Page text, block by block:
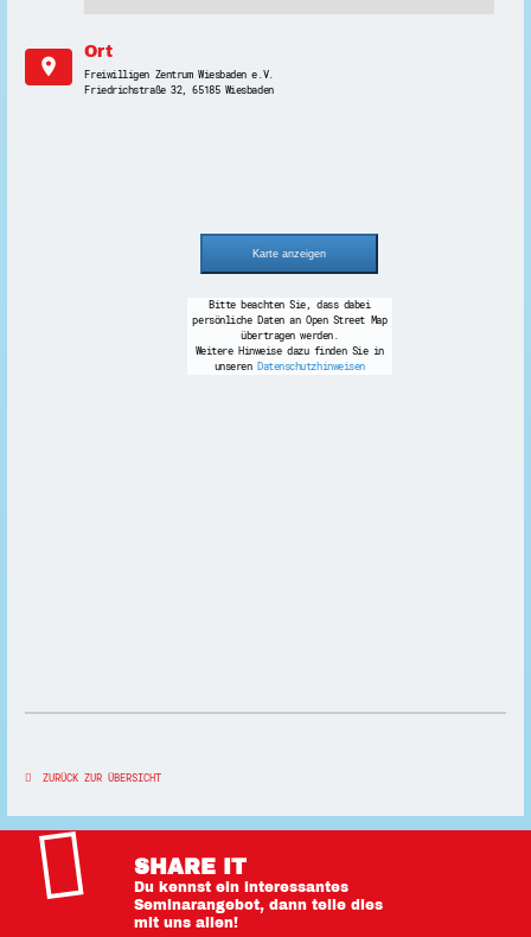
location_on
Ort
Freiwilligen Zentrum Wiesbaden e.V.
Friedrichstraße 32, 65185 Wiesbaden
Bitte beachten Sie, dass dabei
persönliche Daten an Open Street Map
übertragen werden.
Weitere Hinweise dazu finden Sie in
unseren Datenschutzhinweisen
ZURÜCK ZUR ÜBERSICHT
SHARE IT
Du kennst ein interessantes
Seminarangebot, dann teile dies
mit uns allen!